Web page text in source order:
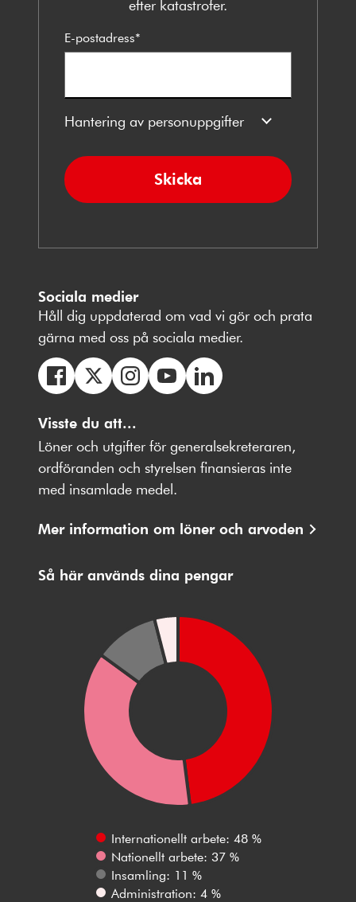
efter katastrofer.
E-postadress*
Hantering av personuppgifter
Skicka
Sociala medier
Håll dig uppdaterad om vad vi gör och prata
gärna med oss på sociala medier.
oss
på
Facebbok
oss
på
oss
på
Instagram
på
Youtube
på
LinkedIn
Visste du att...
Löner och utgifter för generalsekreteraren,
ordföranden och styrelsen finansieras inte
med insamlade medel.
Mer information om löner och arvoden
Så här används dina pengar
Internationellt arbete: 48 %
Nationellt arbete: 37 %
Insamling: 11 %
Administration: 4 %